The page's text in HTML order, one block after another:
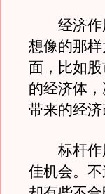
经济作用
想像的那
面，比如
的经济体
带来的经
标杆作用
佳机会。